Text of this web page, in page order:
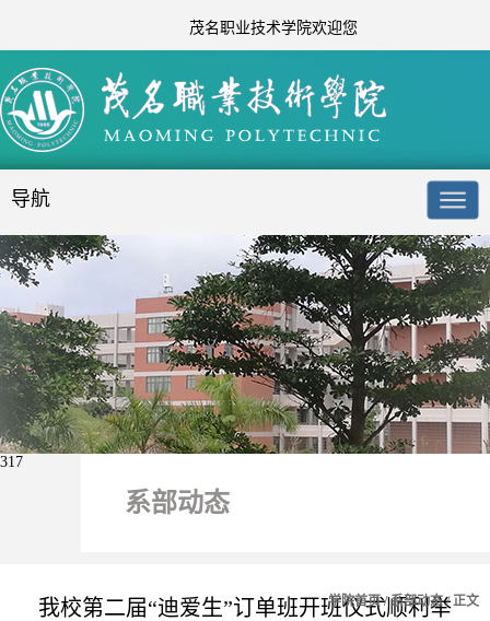
茂名职业技术学院欢迎您
导航
系部动态
学院首页/系部动态/ 正文
317
我校第二届“迪爱生”订单班开班仪式顺利举